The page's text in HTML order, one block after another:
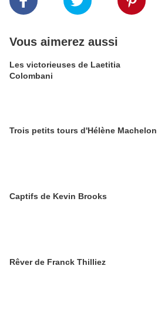
Vous aimerez aussi
Les victorieuses de Laetitia
Colombani
Trois petits tours d'Hélène Machelon
Captifs de Kevin Brooks
Rêver de Franck Thilliez